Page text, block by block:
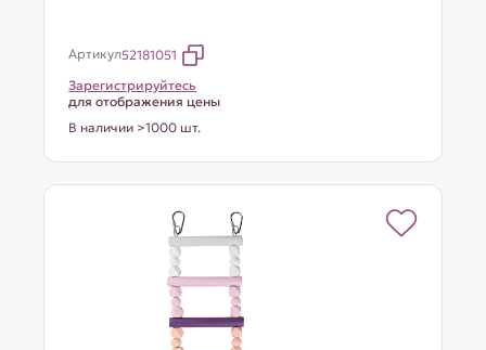
Артикул52181051
Зарегистрируйтесь
для отображения цены
В наличии >1000 шт.